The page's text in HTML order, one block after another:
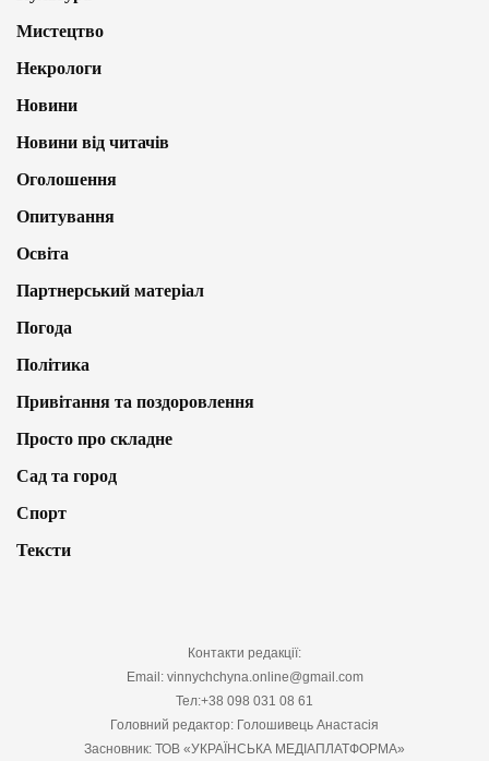
Мистецтво
Некрологи
Новини
Новини від читачів
Оголошення
Опитування
Освіта
Партнерський матеріал
Погода
Політика
Привітання та поздоровлення
Просто про складне
Сад та город
Спорт
Тексти
Контакти редакції:
Email: vinnychchyna.online@gmail.com
Тел:+38 098 031 08 61
Головний редактор: Голошивець Анастасія
Засновник: ТОВ «УКРАЇНСЬКА МЕДІАПЛАТФОРМА»